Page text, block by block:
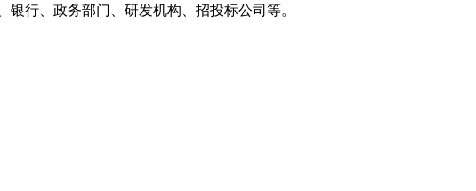
行、政务部门、研发机构、招投标公司等。